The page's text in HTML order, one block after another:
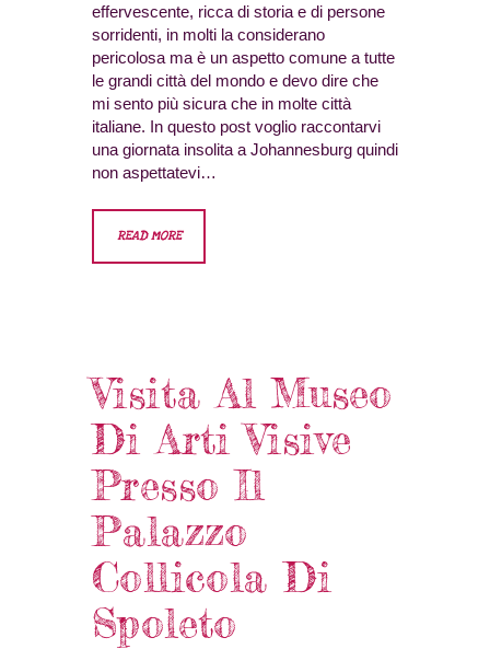
effervescente, ricca di storia e di persone
sorridenti, in molti la considerano
pericolosa ma è un aspetto comune a tutte
le grandi città del mondo e devo dire che
mi sento più sicura che in molte città
italiane. In questo post voglio raccontarvi
una giornata insolita a Johannesburg quindi
non aspettatevi…
READ MORE
Visita Al Museo
Di Arti Visive
Presso Il
Palazzo
Collicola Di
Spoleto